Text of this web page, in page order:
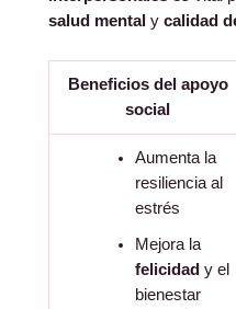
salud mental y calidad
Beneficios del apoyo
social
Aumenta la
resiliencia al
estrés
Mejora la
felicidad y el
bienestar